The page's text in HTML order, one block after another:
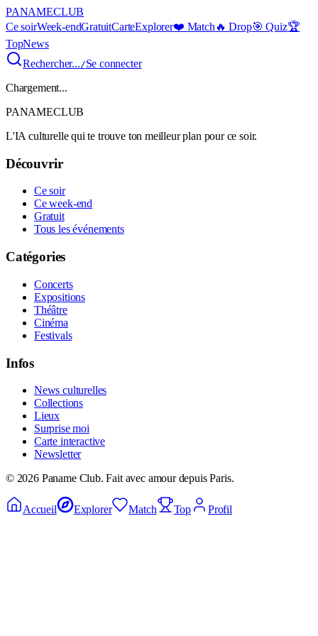
PANAMECLUB
Ce soirWeek-endGratuitCarteExplorer❤️ Match 🔥 Drop🎯 Quiz🏆
TopNews
Rechercher.../Se connecter
Chargement...
PANAMECLUB
L'IA culturelle qui te trouve ton meilleur plan pour ce soir.
Découvrir
Ce soir
Ce week-end
Gratuit
Tous les événements
Catégories
Concerts
Expositions
Théâtre
Cinéma
Festivals
Infos
News culturelles
Collections
Lieux
Surprise moi
Carte interactive
Newsletter
© 2026Paname Club. Fait avec amour depuis Paris.
Accueil Explorer Match Top Profil